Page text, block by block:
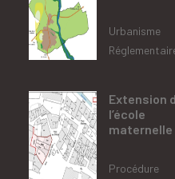
Urbanisme
Extension
l’école
maternelle
Procédure